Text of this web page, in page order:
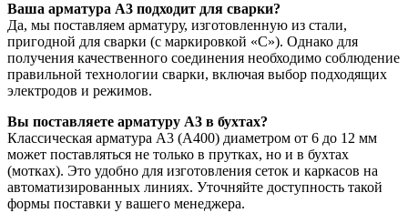
Ваша арматура А3 подходит для сварки?
Да, мы поставляем арматуру, изготовленную из стали,
пригодной для сварки (с маркировкой «С»). Однако для
получения качественного соединения необходимо соблюдение
правильной технологии сварки, включая выбор подходящих
электродов и режимов.
Вы поставляете арматуру А3 в бухтах?
Классическая арматура А3 (А400) диаметром от 6 до 12 мм
может поставляться не только в прутках, но и в бухтах
(мотках). Это удобно для изготовления сеток и каркасов на
автоматизированных линиях. Уточняйте доступность такой
формы поставки у вашего менеджера.